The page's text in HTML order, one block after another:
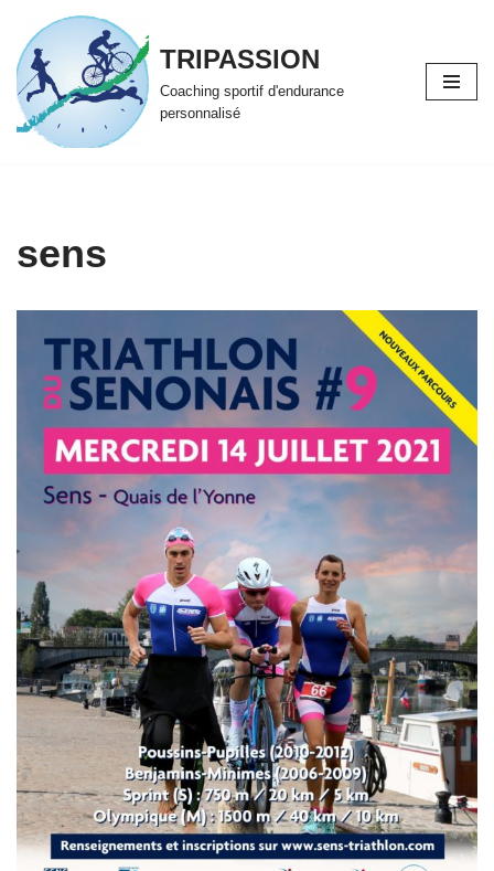
Aller
au
contenu
TRIPASSION
Coaching sportif d'endurance
personnalisé
sens